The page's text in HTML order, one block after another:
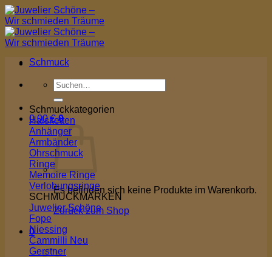
Zum
Inhalt
springen
Suchen
nach:
0,00€ 0
Es befinden sich keine Produkte im Warenkorb.
Zurück zum Shop
0
Warenkorb
Schmuck
Schmuckkategorien
Halsketten
Anhänger
Armbänder
Ohrschmuck
Ringe
Memoire Ringe
Verlobungsringe
SCHMUCKMARKEN
Juwelier Schöne
Fope
Niessing
Cammilli
Gerstner